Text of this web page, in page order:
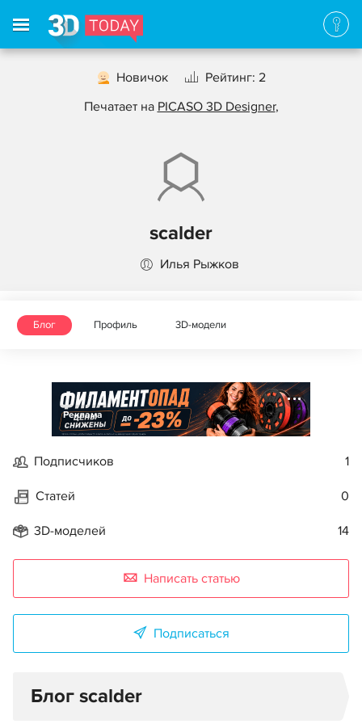
Новичок
Рейтинг: 2
Печатает на PICASO 3D Designer,
scalder
Илья Рыжков
Блог Профиль 3D-модели
Реклама
Подписчиков 1
Статей 0
3D-моделей 14
Написать статью
Подписаться
Блог scalder